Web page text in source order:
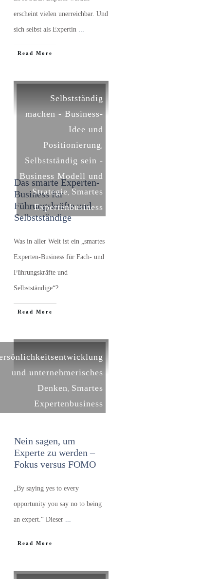
erscheint vielen unerreichbar. Und
sich selbst als Expertin ...
​Read More
Selbstständig
machen - Business-
Idee und
Positionierung
Selbstständig sein -
Business Modell und
Strategie Smartes
Expertenbusiness
Das smarte Experten-
Business für
Führungskräfte und
Selbstständige
Was in aller Welt ist ein „smartes
Experten-Business für Fach- und
Führungskräfte und
Selbstständige“? ...
​Read More
und unternehmerisches
Denken Smartes
Expertenbusiness
Nein sagen, um
Experte zu werden –
Fokus versus FOMO
„By saying yes to every
opportunity you say no to being
an expert.“ Dieser ...
​Read More